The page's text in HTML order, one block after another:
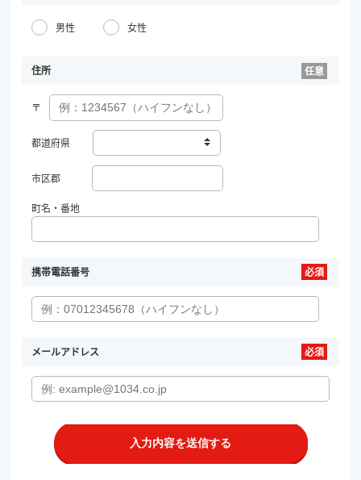
男性 女性
住所
〒
都道府県
市区郡
町名・番地
携帯電話番号
メールアドレス